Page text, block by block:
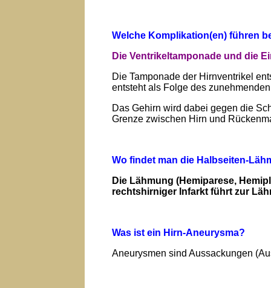
Welche Komplikation(en) führen
Die Ventrikeltamponade und die
Die Tamponade der Hirnventrikel
entsteht als Folge des
Das Gehirn wird dabei gegen die
Grenze zwischen Hirn und
Wo findet man die Halbseiten-
Die Lähmung (Hemiparese,
rechtshirniger Infarkt führt zur
Was ist ein Hirn-Aneurysma?
Aneurysmen sind Aussackungen